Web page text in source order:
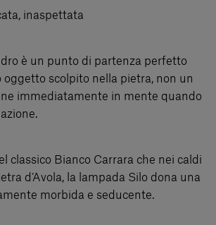
inaspettata
è un punto di partenza perfetto
oggetto scolpito nella pietra, non un
immediatamente in mente quando
classico Bianco Carrara che nei caldi
d’Avola, la lampada Silo dona una
morbida e seducente.